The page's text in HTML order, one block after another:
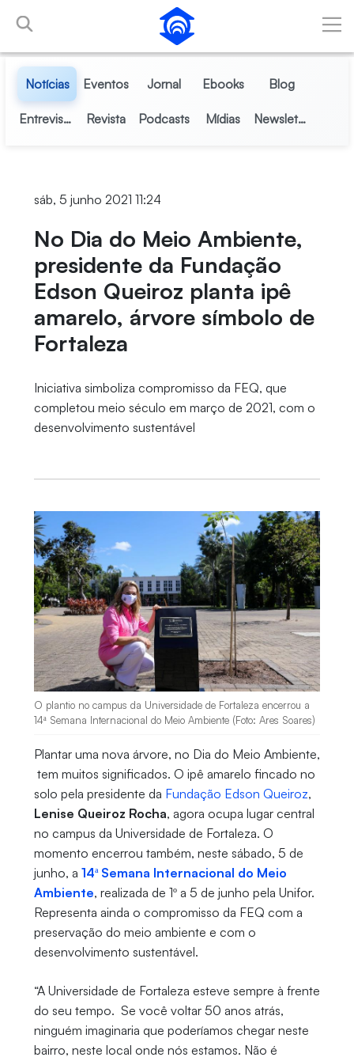
Pular para o Conteúdo principal
Notícias Eventos Jornal Ebooks Blog
Entrevistas Revista Podcasts Mídias Newsletter
sáb, 5 junho 2021 11:24
No Dia do Meio Ambiente,
presidente da Fundação
Edson Queiroz planta ipê
amarelo, árvore símbolo de
Fortaleza
Iniciativa simboliza compromisso da FEQ, que
completou meio século em março de 2021, com o
desenvolvimento sustentável
O plantio no campus da Universidade de Fortaleza encerrou a
14ª Semana Internacional do Meio Ambiente (Foto: Ares Soares)
Plantar uma nova árvore, no Dia do Meio Ambiente,
tem muitos significados. O ipê amarelo fincado no
solo pela presidente da Fundação Edson Queiroz,
Lenise Queiroz Rocha, agora ocupa lugar central
no campus da Universidade de Fortaleza. O
momento encerrou também, neste sábado, 5 de
junho, a 14ª Semana Internacional do Meio
Ambiente, realizada de 1º a 5 de junho pela Unifor.
Representa ainda o compromisso da FEQ com a
preservação do meio ambiente e com o
desenvolvimento sustentável.
“A Universidade de Fortaleza esteve sempre à frente
do seu tempo. Se você voltar 50 anos atrás,
ninguém imaginaria que poderíamos chegar neste
bairro, neste local onde nós estamos. Não é